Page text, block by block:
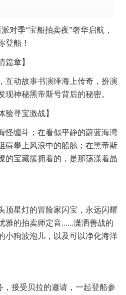
对季“宝船拍卖夜”奢华启航，
登船！
篇章】
互动故事书演绎海上传奇，扮演
现神秘黑帝斯号背后的秘密。
验寻宝激战】
怪缠斗；在看似平静的蔚蓝海湾
碍攀上风浪中的船舷；在黑帝斯
的宝藏簇拥着的，是那荡漾着晶
顶星灯的冒险家闪宝，永远闪耀
雅的拍卖师定音......潇洒善战的
小狗波泡儿，以及可以净化海洋
，接受贝拉的邀请，一起登船参